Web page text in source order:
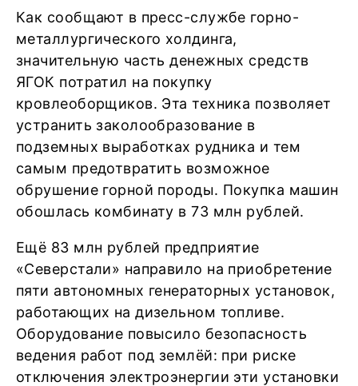
Как сообщают в пресс-службе горно-
металлургического холдинга,
значительную часть денежных средств
ЯГОК потратил на покупку
кровлеоборщиков. Эта техника позволяет
устранить заколообразование в
подземных выработках рудника и тем
самым предотвратить возможное
обрушение горной породы. Покупка машин
обошлась комбинату в 73 млн рублей.
Ещё 83 млн рублей предприятие
«Северстали» направило на приобретение
пяти автономных генераторных установок,
работающих на дизельном топливе.
Оборудование повысило безопасность
ведения работ под землёй: при риске
отключения электроэнергии эти установки